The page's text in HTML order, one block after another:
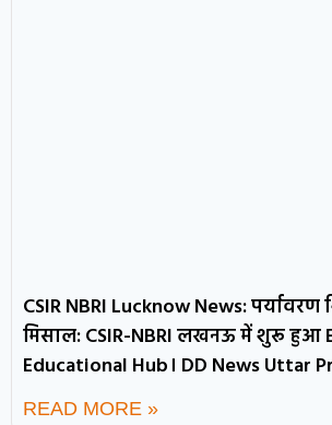
CSIR NBRI Lucknow News: पर्यावरण
मिसाल: CSIR-NBRI लखनऊ में शुरू हुआ
Educational Hub। DD News Uttar
READ MORE »